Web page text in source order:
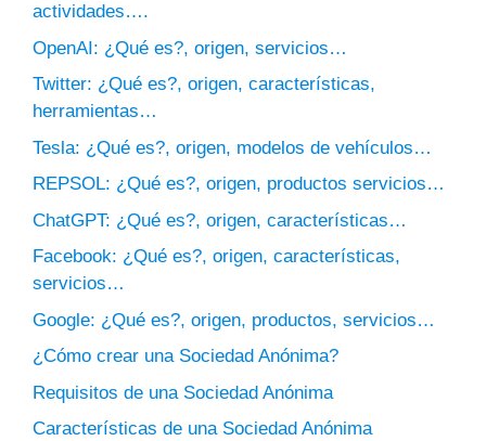
actividades….
OpenAI: ¿Qué es?, origen, servicios…
Twitter: ¿Qué es?, origen, características,
herramientas…
Tesla: ¿Qué es?, origen, modelos de vehículos…
REPSOL: ¿Qué es?, origen, productos servicios…
ChatGPT: ¿Qué es?, origen, características…
Facebook: ¿Qué es?, origen, características,
servicios…
Google: ¿Qué es?, origen, productos, servicios…
¿Cómo crear una Sociedad Anónima?
Requisitos de una Sociedad Anónima
Características de una Sociedad Anónima